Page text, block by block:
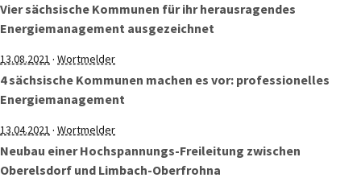
Vier sächsische Kommunen für ihr herausragendes
Energiemanagement ausgezeichnet
13.08.2021 · Wortmelder
4 sächsische Kommunen machen es vor: professionelles
Energiemanagement
13.04.2021 · Wortmelder
Neubau einer Hochspannungs-Freileitung zwischen
Oberelsdorf und Limbach-Oberfrohna